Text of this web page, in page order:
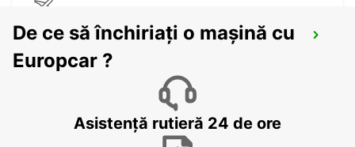
GENEVA COINTRIN AIRPORT GVA SWISS
GENEVA - SWITZERLAND
De ce să închiriați o mașină cu
Europcar ?
Asistență rutieră 24 de ore